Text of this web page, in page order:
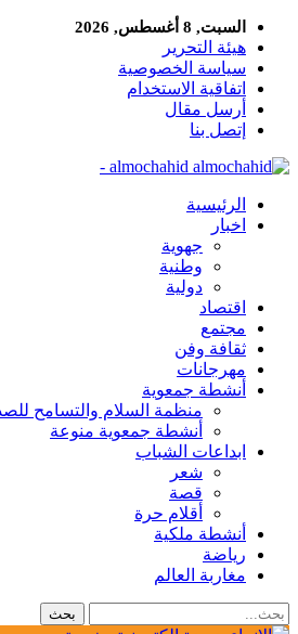
السبت, 8 أغسطس, 2026
هيئة التحرير
سياسة الخصوصية
اتفاقية الاستخدام
أرسل مقال
إتصل بنا
almochahid -
الرئيسية
اخبار
جهوية
وطنية
دولية
اقتصاد
مجتمع
ثقافة وفن
مهرجانات
أنشطة جمعوية
منظمة السلام والتسامح
أنشطة جمعوية منوعة
ابداعات الشباب
شعر
قصة
أقلام حرة
أنشطة ملكية
رياضة
مغاربة العالم